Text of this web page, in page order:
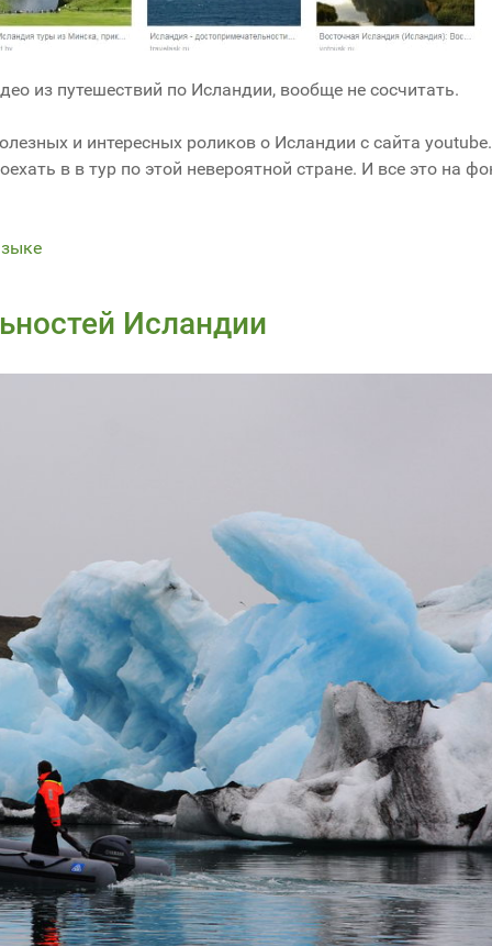
из путешествий по Исландии, вообще не сосчитать.
и интересных роликов о Исландии с сайта
в в тур по этой невероятной стране. И все это на
Исландии